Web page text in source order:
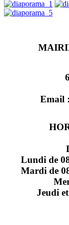
Email
Lundi de
Mardi de
Jeudi